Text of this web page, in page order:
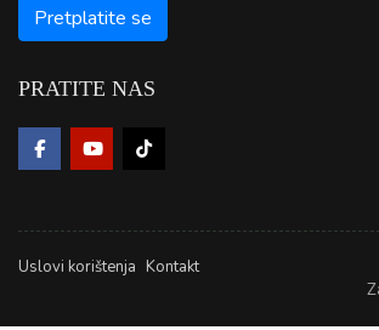
PRATITE NAS
Uslovi korištenja Kontakt